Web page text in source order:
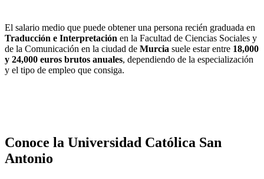
El salario medio que puede obtener una persona recién graduada en
Traducción e Interpretación en la Facultad de Ciencias Sociales y
de la Comunicación en la ciudad de Murcia suele estar entre 18,000
y 24,000 euros brutos anuales, dependiendo de la especialización
y el tipo de empleo que consiga.
Conoce la Universidad Católica San
Antonio